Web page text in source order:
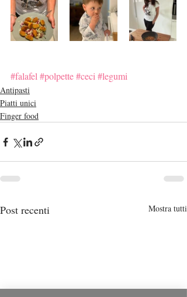
#falafel #polpette#ceci #legumi
Antipasti
Piatti unici
Finger food
Post recenti Mostra tutti